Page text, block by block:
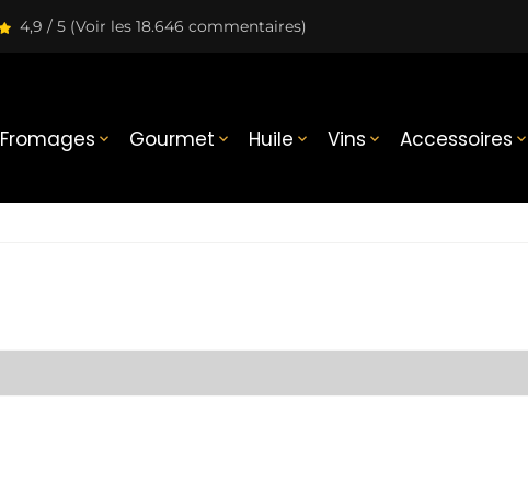
4,9 / 5 (Voir les 18.646 commentaires)
Fromages  Gourmet  Huile  Vins  Accessoires 